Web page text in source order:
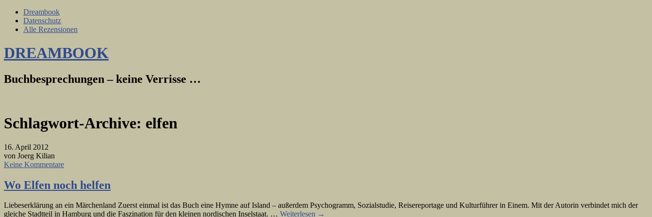
Dreambook
Datenschutz
Alle Rezensionen
DREAMBOOK
Buchbesprechungen – keine Verrisse …
Schlagwort-Archive: elfen
16. April 2012
von Joerg Kilian
Keine Kommentare
Wo Elfen noch helfen
Liebeserklärung an ein Märchenland Zuerst einmal ist das Buch eine Hymne auf Island – außerdem Psychogramm, Sozialstudie, Reisereportage und Kulturführer in Einem. Mit der Autorin verbindet mich der
gleiche Stadtteil in Hamburg und die Faszination für den kleinen nordischen Inselstaat. … Weiterlesen →